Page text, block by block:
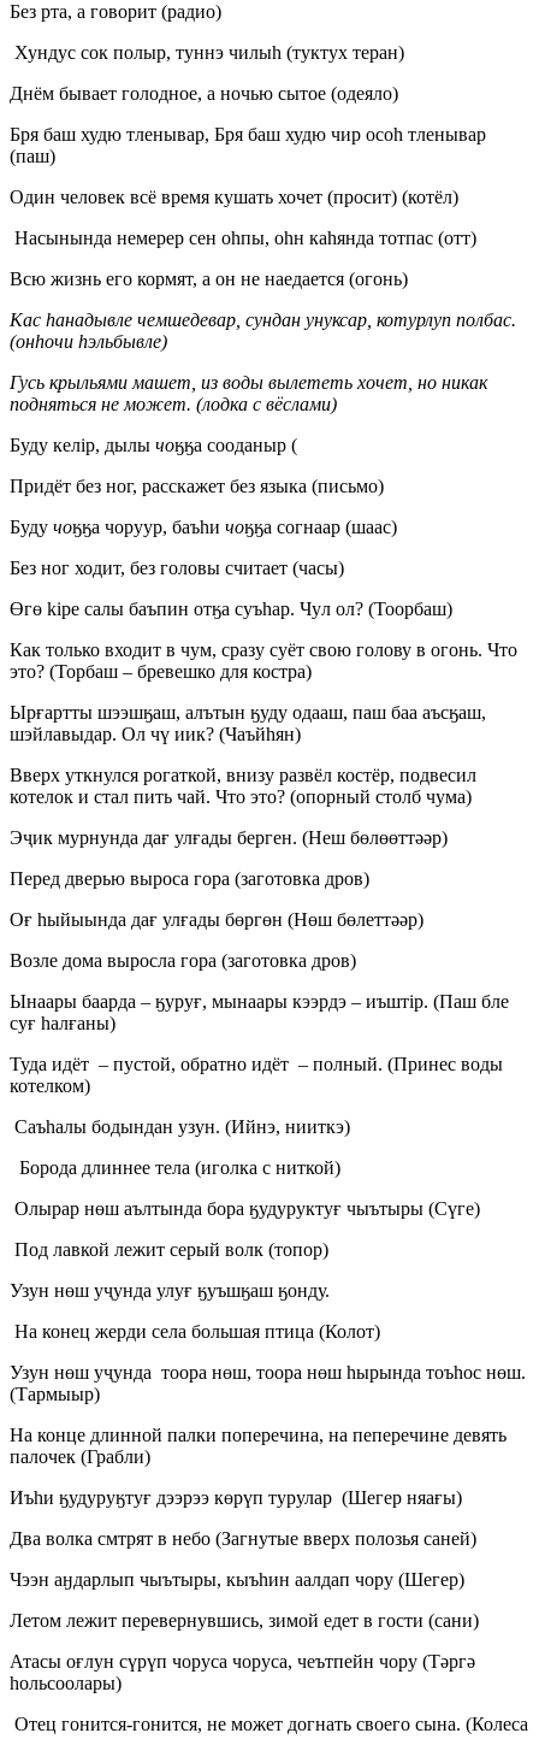
Без рта, а говорит (радио)
Хундус сок полыр, туннэ чилыh (туктух теран)
Днём бывает голодное, а ночью сытое (одеяло)
Бря баш худю тленывар, Бря баш худю чир осоh тленывар
(паш)
Один человек всё время кушать хочет (просит) (котёл)
Насынында немерер сен оhпы, оhн каhянда тотпас (отт)
Всю жизнь его кормят, а он не наедается (огонь)
Кас hанадывле чемшедевар, сундан унуксар, котурлуп полбас.
(онhoчu hэльбывле)
Гусь крыльями машет, из воды вылететь хочет, но никак
подняться не может. (лодка с вёслами)
Буду келiр, дылы чоӄӄа сооданыр (
Придёт без ног, расскажет без языка (письмо)
Буду чоӄӄа чоруур, баъhи чоӄӄа согнаар (шаас)
Без ног ходит, без головы считает (часы)
Өгө kipe салы баъпин отӄа суъhар. Чyл ол? (Тоорбаш)
Как только входит в чум, сразу суёт свою голову в огонь. Что
это? (Торбаш – бревешко для костра)
Ырғартты шээшӄаш, алътын ӄуду одааш, паш баа аъсӄаш,
шэйлавыдар. Ол чү иик? (Чаъйһян)
Вверх уткнулся рогаткой, внизу развёл костёр, подвесил
котелок и стал пить чай. Что это? (опорный столб чума)
Эҷик мурнунда дағ улғады берген. (Неш бөлөөттәәр)
Перед дверью выроса гора (заготовка дров)
Оғ һыйыында дағ улғады бөргөн (Нөш бөлеттәәр)
Возле дома выросла гора (заготовка дров)
Ынаары баарда – ӄуруғ, мынаары кээрдэ – иъштір. (Паш бле
суғ һалғаны)
Туда идёт – пустой, обратно идёт – полный. (Принес воды
котелком)
Саъһалы бодындан узун. (Ийнэ, нииткэ)
Борода длиннее тела (иголка с ниткой)
Олырар нөш аълтында бора ӄудуруктуғ чыътыры (Сүге)
Под лавкой лежит серый волк (топор)
Узун нөш уҷунда улуғ ӄуъшӄаш ӄонду.
На конец жерди села большая птица (Колот)
Узун нөш уҷунда тоора нөш, тоора нөш һырында тоъһос нөш.
(Тармыыр)
На конце длинной палки поперечина, на пеперечине девять
палочек (Грабли)
Иъһи ӄудуруӄтуғ дээрээ көрүп турулар (Шегер няағы)
Два волка смтрят в небо (Загнутые вверх полозья саней)
Чээн аӈдарлып чыътыры, кыъһин аалдап чору (Шегер)
Летом лежит перевернувшись, зимой едет в гости (сани)
Атасы оғлун сүрүп чоруса чоруса, чеътпейн чору (Тәргә
һольсоолары)
Отец гонится-гонится, не может догнать своего сына. (Колеса